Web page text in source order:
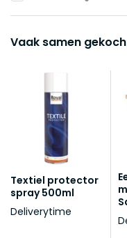
Vaak samen
Textiel protector
spray 500ml
Deliverytime